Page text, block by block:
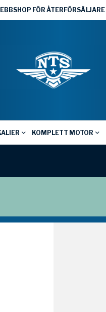
FÖR ÅTERFÖRSÄLJARE
KOMPLETT MOTOR